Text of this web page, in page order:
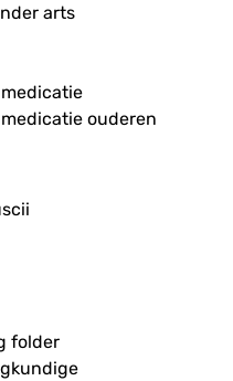
arts
ouderen
folder